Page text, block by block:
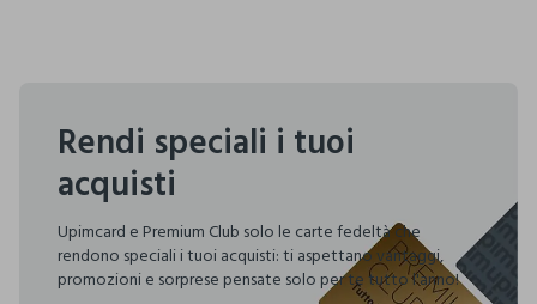
Rendi speciali i tuoi
acquisti
Upimcard e Premium Club solo le carte fedeltà che
rendono speciali i tuoi acquisti: ti aspettano vantaggi,
promozioni e sorprese pensate solo per te tutto l'anno!